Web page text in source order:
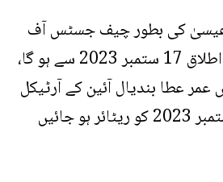
کی بطور چیف جسٹس آف
پاکستان تعیناتی کا اطلاق 17 ستمبر 2023 سے ہو گا،
عطا بندیال آئین کے آرٹیکل
179 کے تحت 16 ستمبر 2023 کو ریٹائر ہو جائیں